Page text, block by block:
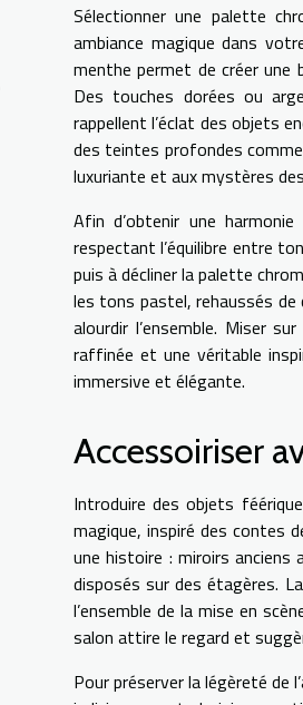
Sélectionner une palette
ambiance magique dans
menthe permet de créer une
Des touches dorées ou
rappellent l’éclat des objets
des teintes profondes
luxuriante et aux mystères
Afin d’obtenir une
respectant l’équilibre entre
puis à décliner la palette
les tons pastel, rehaussés
alourdir l’ensemble. Miser
raffinée et une véritable
immersive et élégante.
Accessoiriser
Introduire des objets
magique, inspiré des contes
une histoire : miroirs anciens
disposés sur des étagères.
l’ensemble de la mise en
salon attire le regard et
Pour préserver la légèreté de